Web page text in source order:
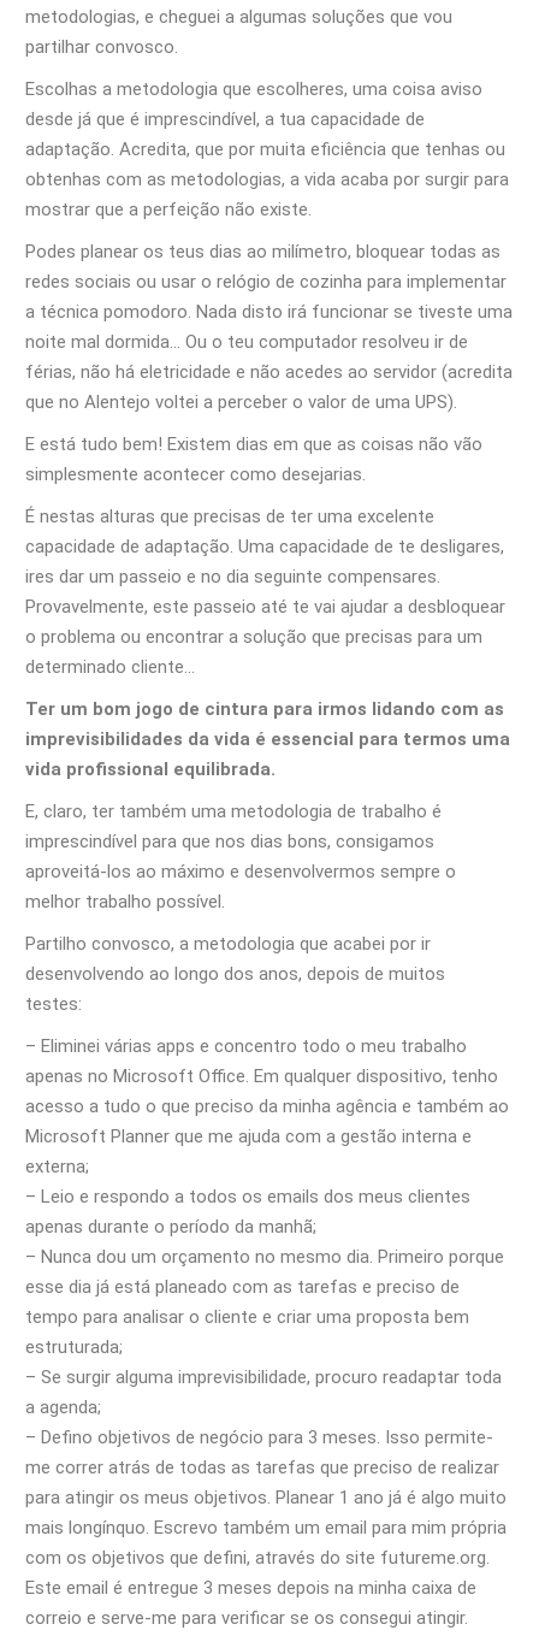
metodologias, e cheguei a algumas soluções que vou
partilhar convosco.
Escolhas a metodologia que escolheres, uma coisa aviso
desde já que é imprescindível, a tua capacidade de
adaptação. Acredita, que por muita eficiência que tenhas ou
obtenhas com as metodologias, a vida acaba por surgir para
mostrar que a perfeição não existe.
Podes planear os teus dias ao milímetro, bloquear todas as
redes sociais ou usar o relógio de cozinha para implementar
a técnica pomodoro. Nada disto irá funcionar se tiveste uma
noite mal dormida… Ou o teu computador resolveu ir de
férias, não há eletricidade e não acedes ao servidor (acredita
que no Alentejo voltei a perceber o valor de uma UPS).
E está tudo bem! Existem dias em que as coisas não vão
simplesmente acontecer como desejarias.
É nestas alturas que precisas de ter uma excelente
capacidade de adaptação. Uma capacidade de te desligares,
ires dar um passeio e no dia seguinte compensares.
Provavelmente, este passeio até te vai ajudar a desbloquear
o problema ou encontrar a solução que precisas para um
determinado cliente…
Ter um bom jogo de cintura para irmos lidando com as
imprevisibilidades da vida é essencial para termos uma
vida profissional equilibrada.
E, claro, ter também uma metodologia de trabalho é
imprescindível para que nos dias bons, consigamos
aproveitá-los ao máximo e desenvolvermos sempre o
melhor trabalho possível.
Partilho convosco, a metodologia que acabei por ir
desenvolvendo ao longo dos anos, depois de muitos
testes:
– Eliminei várias apps e concentro todo o meu trabalho
apenas no Microsoft Office. Em qualquer dispositivo, tenho
acesso a tudo o que preciso da minha agência e também ao
Microsoft Planner que me ajuda com a gestão interna e
externa;
– Leio e respondo a todos os emails dos meus clientes
apenas durante o período da manhã;
– Nunca dou um orçamento no mesmo dia. Primeiro porque
esse dia já está planeado com as tarefas e preciso de
tempo para analisar o cliente e criar uma proposta bem
estruturada;
– Se surgir alguma imprevisibilidade, procuro readaptar toda
a agenda;
– Defino objetivos de negócio para 3 meses. Isso permite-
me correr atrás de todas as tarefas que preciso de realizar
para atingir os meus objetivos. Planear 1 ano já é algo muito
mais longínquo. Escrevo também um email para mim própria
com os objetivos que defini, através do site futureme.org.
Este email é entregue 3 meses depois na minha caixa de
correio e serve-me para verificar se os consegui atingir.